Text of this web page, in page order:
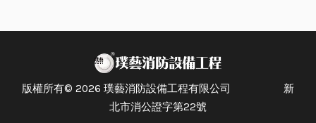
版權所有© 2026 璞藝消防設備工程有限公司 新
北市消公證字第22號